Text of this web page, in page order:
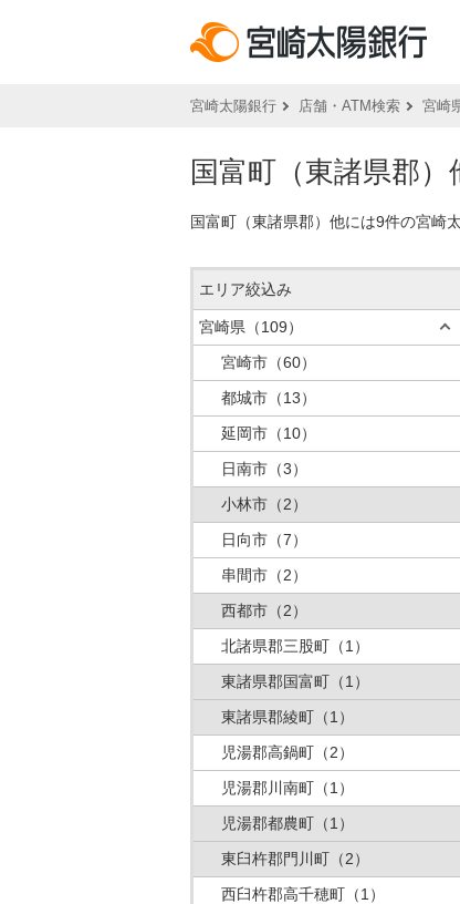
宮崎太陽銀行 店舗・ATM検索 宮崎
国富町（東諸県郡
国富町（東諸県郡）他には9件の宮崎
エリア絞込み
宮崎県 （109）
宮崎市 （60）
都城市 （13）
延岡市 （10）
日南市 （3）
小林市 （2）
日向市 （7）
串間市 （2）
西都市 （2）
北諸県郡三股町 （1）
東諸県郡国富町 （1）
東諸県郡綾町 （1）
児湯郡高鍋町 （2）
児湯郡川南町 （1）
児湯郡都農町 （1）
東臼杵郡門川町 （2）
西臼杵郡高千穂町 （1）